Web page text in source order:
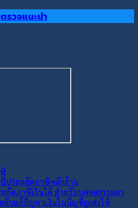
รวจแนะนำ
ประหยัดภาษีหลักล้าน
ยัดภาษีเงินได้ สำหรับบุคคลธรรมดา
ลับแก้ปัญหาเงินในบัญชีถูกส่งให้